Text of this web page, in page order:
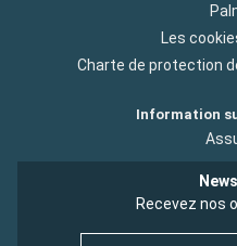
Les
Charte de protection
Information
Recevez nos